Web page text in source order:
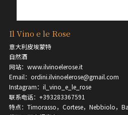
Il Vino e le Rose
意大利皮埃蒙特
自然酒
网站：www.ilvinoelerose.it
Email：ordini.ilvinoelerose@gmail.com
Instagram： il_vino_e_le_rose
联系电话：+393283367591
特点：Timorasso，Cortese，Nebbiolo，